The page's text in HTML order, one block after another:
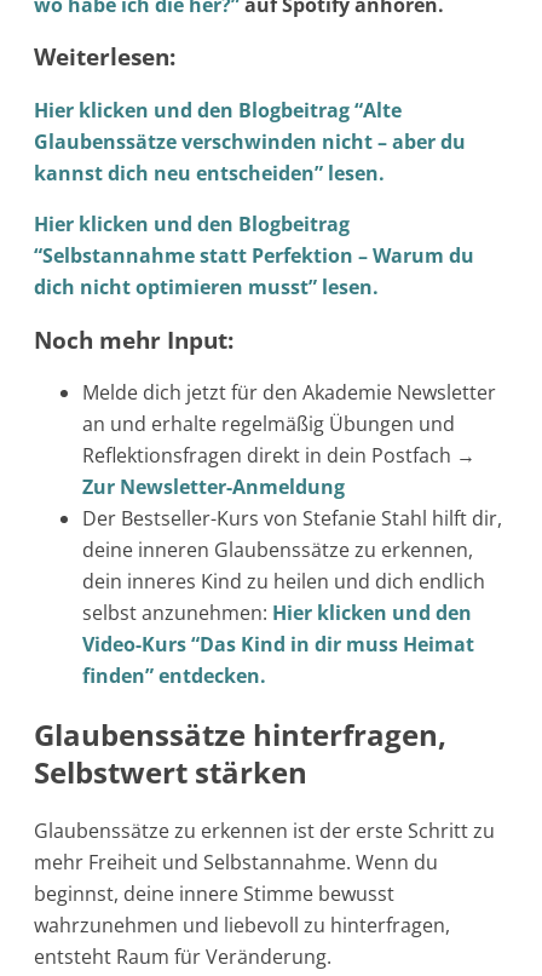
Weiterlesen:
Hier klicken und den Blogbeitrag “Alte
Glaubenssätze verschwinden nicht – aber du
kannst dich neu entscheiden” lesen.
Hier klicken und den Blogbeitrag
“Selbstannahme statt Perfektion – Warum du
dich nicht optimieren musst” lesen.
Noch mehr Input:
Melde dich jetzt für den Akademie Newsletter
an und erhalte regelmäßig Übungen und
Reflektionsfragen direkt in dein Postfach →
Zur Newsletter-Anmeldung
Der Bestseller-Kurs von Stefanie Stahl hilft dir,
deine inneren Glaubenssätze zu erkennen,
dein inneres Kind zu heilen und dich endlich
selbst anzunehmen: Hier klicken und den
Video-Kurs “Das Kind in dir muss Heimat
finden” entdecken.
Glaubenssätze hinterfragen,
Selbstwert stärken
Glaubenssätze zu erkennen ist der erste Schritt zu
mehr Freiheit und Selbstannahme. Wenn du
beginnst, deine innere Stimme bewusst
wahrzunehmen und liebevoll zu hinterfragen,
entsteht Raum für Veränderung.